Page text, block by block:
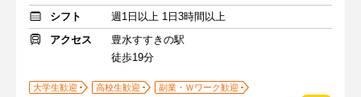
シフト
週1日以上 1日3時間以上
アクセス
豊水すすきの駅
徒歩19分
大学生歓迎 高校生歓迎
副業・Ｗワーク歓迎